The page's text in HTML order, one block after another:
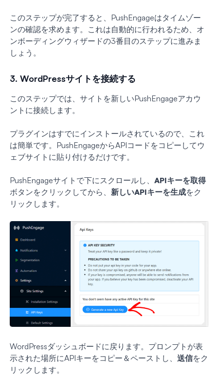
このステップが完了すると、PushEngageはタイムゾー
ンの確認を求めます。これは自動的に行われるため、オ
ンボーディングウィザードの3番目のステップに進みま
しょう。
3. WordPressサイトを接続する
このステップでは、サイトを新しいPushEngageアカウ
ントに接続します。
プラグインはすでにインストールされているので、これ
は簡単です。PushEngageからAPIコードをコピーしてウ
ェブサイトに貼り付けるだけです。
PushEngageサイトで下にスクロールし、 APIキーを取得
ボタンをクリックしてから、 新しいAPIキーを生成をク
リックします。
WordPressダッシュボードに戻ります。プロンプトが表
示された場所にAPIキーをコピー＆ペーストし、 送信をク
リックします。